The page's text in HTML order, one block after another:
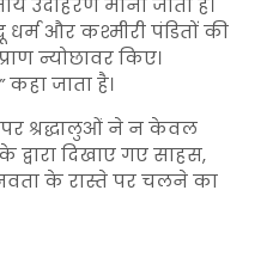
उदाहरण माना जाता है।
और कश्मीरी पंडितों की
न्योछावर किए।
कहा जाता है।
श्रद्धालुओं ने न केवल
द्वारा दिखाए गए साहस,
के रास्ते पर चलने का